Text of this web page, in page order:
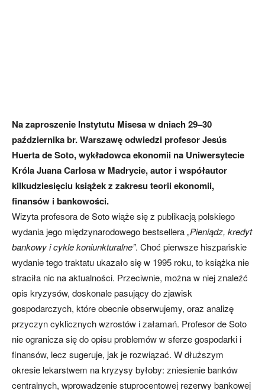
Na zaproszenie Instytutu Misesa w dniach 29–30
października br. Warszawę odwiedzi profesor Jesús
Huerta de Soto, wykładowca ekonomii na Uniwersytecie
Króla Juana Carlosa w Madrycie, autor i współautor
kilkudziesięciu książek z zakresu teorii ekonomii,
finansów i bankowości.
Wizyta profesora de Soto wiąże się z publikacją polskiego
wydania jego międzynarodowego bestsellera„Pieniądz, kredyt
bankowy i cykle koniunkturalne”. Choć pierwsze hiszpańskie
wydanie tego traktatu ukazało się w 1995 roku, to książka nie
straciła nic na aktualności. Przeciwnie, można w niej znaleźć
opis kryzysów, doskonale pasujący do zjawisk
gospodarczych, które obecnie obserwujemy, oraz analizę
przyczyn cyklicznych wzrostów i załamań. Profesor de Soto
nie ogranicza się do opisu problemów w sferze gospodarki i
finansów, lecz sugeruje, jak je rozwiązać. W dłuższym
okresie lekarstwem na kryzysy byłoby: zniesienie banków
centralnych, wprowadzenie stuprocentowej rezerwy bankowej